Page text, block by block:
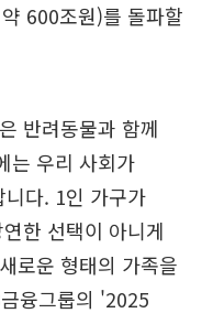
600조원)를 돌파할
반려동물과 함께
는 우리 사회가
다. 1인 가구가
한 선택이 아니게
로운 형태의 가족을
융그룹의 '2025